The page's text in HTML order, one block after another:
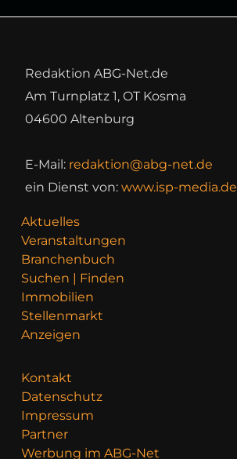
Redaktion ABG-Net.de
Am Turnplatz 1, OT Kosma
04600 Altenburg
E-Mail: redaktion@abg-net.de
ein Dienst von: www.isp-media.de
Aktuelles
Veranstaltungen
Branchenbuch
Suchen | Finden
Immobilien
Stellenmarkt
Anzeigen
Kontakt
Datenschutz
Impressum
Partner
Werbung im ABG-Net